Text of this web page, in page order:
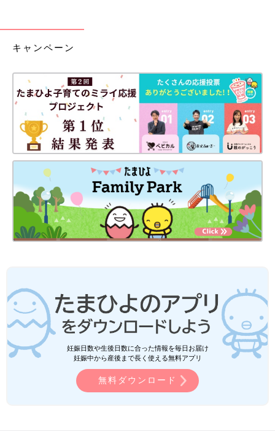
キャンペーン
妊娠日数や生後日数に合った情報を毎日お届け
妊娠中から産後まで長く使える無料アプリ
無料ダウンロード